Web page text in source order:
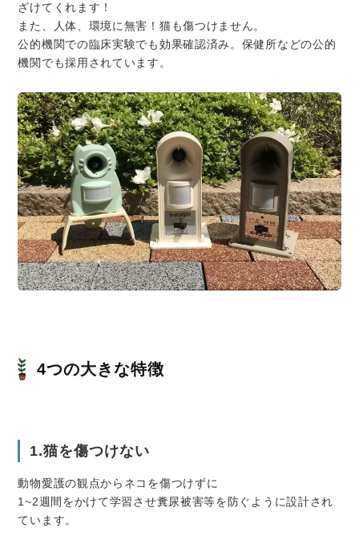
ざけてくれます！
また、人体、環境に無害！猫も傷つけません。
公的機関での臨床実験でも効果確認済み。保健所などの公的
機関でも採用されています。
4つの大きな特徴
1.猫を傷つけない
動物愛護の観点からネコを傷つけずに
1~2週間をかけて学習させ糞尿被害等を防ぐように設計され
ています。